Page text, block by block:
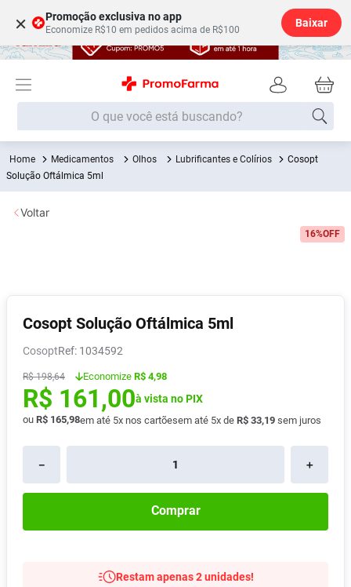
× Promoção exclusiva no app
Economize R$10 em pedidos acima de R$100
Baixar
O que você está buscando?
Medicamentos Olhos Lubrificantes e Colírios
Cosopt
Solução Oftálmica 5ml
16%OFF
Cosopt Solução Oftálmica 5ml
Cosopt : 1034592
R$ 198,64 Economize R$ 4,98
R$ 161,00à vista no PIX
ou R$ 165,98em até 5x nos cartõesem até 5x de R$ 33,19 sem juros
＋
－
Comprar
Restam apenas 2 unidades!
Voltar
Termos mais buscados
1º Fralda
2
5º Fralda G
6º Shampoo
7º Desodorante
8 º Absorvente
9 Lavitan
10º Vitamina D